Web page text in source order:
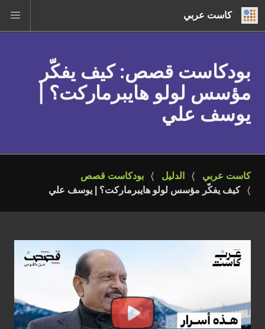
كاست عربي
بودكاست قصص: كيف يفكّر
مؤسس لولو هايبرماركت؟ |
يوسف علي
كاست عربي الدليل
بودكاست قصص
كيف يفكّر مؤسس لولو هايبرماركت؟ | يوسف علي